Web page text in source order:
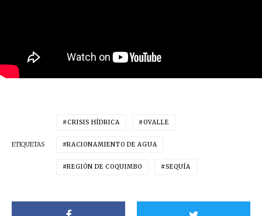
ETIQUETAS
CRISIS HÍDRICA OVALLE
RACIONAMIENTO DE AGUA
REGIÓN DE COQUIMBO SEQUÍA